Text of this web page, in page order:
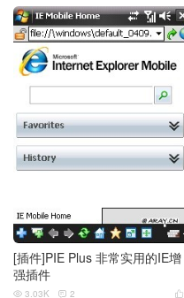
[插件]PIE Plus 非常实用的IE增
强插件

 3.03K  2